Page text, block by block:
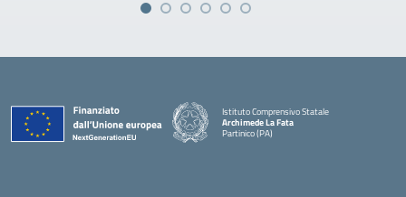
Istituto Comprensivo Statale
Archimede La Fata
Partinico (PA)